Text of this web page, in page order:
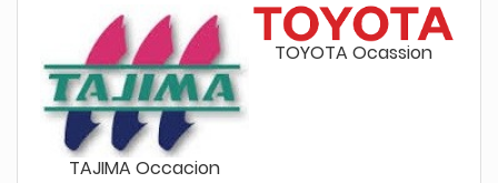
TAJIMA Occacion
TOYOTA Ocassion